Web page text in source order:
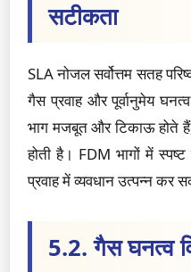
सटीकता
SLA नोजल सर्वोत्तम सतह
गैस प्रवाह और पूर्वानुमेय
भाग मजबूत और टिकाऊ होते
होती है। FDM भागों में
प्रवाह में व्यवधान उत्पन्न कर
5.2. गैस घनत्व